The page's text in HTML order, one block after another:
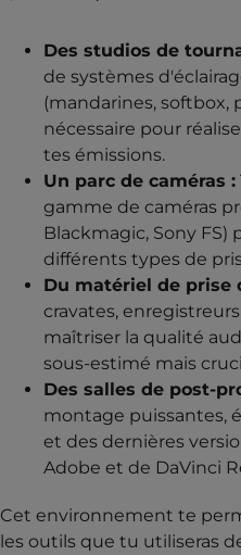
Des studios de
de systèmes
(mandarines, softbox,
nécessaire pour
tes émissions.
Un parc de caméras :
gamme de caméras
Blackmagic, Sony FS)
différents types de
Du matériel de prise
cravates,
maîtriser la qualité
sous-estimé mais
Des salles de post-
montage puissantes,
et des dernières
Adobe et de DaVinci
Cet environnement te
les outils que tu utiliseras